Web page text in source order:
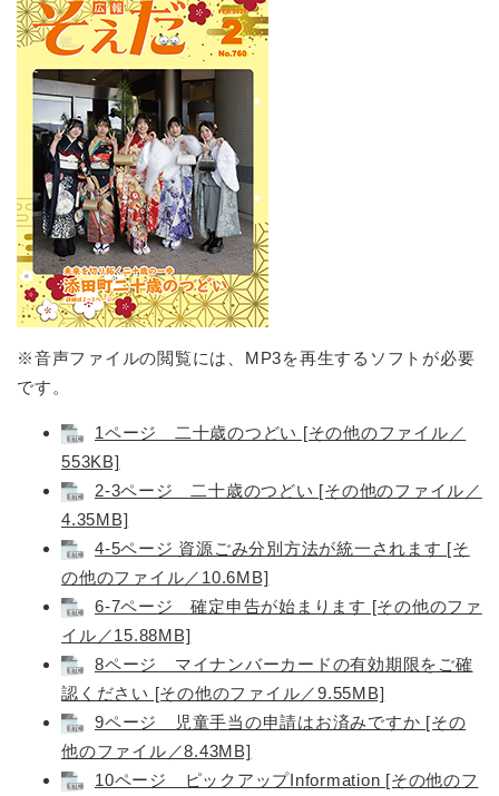
※音声ファイルの閲覧には、MP3を再生するソフトが必要
です。
1ページ 二十歳のつどい [その他のファイル／
553KB]
2-3ページ 二十歳のつどい [その他のファイル／
4.35MB]
4-5ページ 資源ごみ分別方法が統一されます [そ
の他のファイル／10.6MB]
6-7ページ 確定申告が始まります [その他のファ
イル／15.88MB]
8ページ マイナンバーカードの有効期限をご確
認ください [その他のファイル／9.55MB]
9ページ 児童手当の申請はお済みですか [その
他のファイル／8.43MB]
10ページ ピックアップInformation [その他のフ